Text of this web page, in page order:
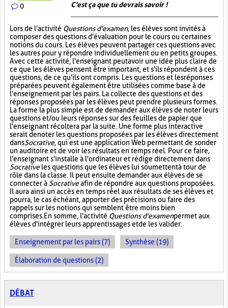
0 C'est ça que tu devrais savoir !
Lors de l'activité Questions d'examen, les élèves sont invités à
composer des questions d'évaluation pour le cours ou certaines
notions du cours. Les élèves peuvent partager ces questions avec
les autres pour y répondre individuellement ou en petits groupes.
Avec cette activité, l'enseignant peut avoir une idée plus claire de
ce que les élèves pensent être important, et s'ils répondent à ces
questions, de ce qu'ils ont compris. Les questions et les réponses
préparées peuvent également être utilisées comme base à de
l'enseignement par les pairs. La collecte des questions et des
réponses proposées par les élèves peut prendre plusieurs formes.
La forme la plus simple est de demander aux élèves de noter leurs
questions et/ou leurs réponses sur des feuilles de papier que
l'enseignant récoltera par la suite. Une forme plus interactive
serait de noter les questions proposées par les élèves directement
dansSocrative, qui est une application Web permettant de sonder
un auditoire et de voir les résultats en temps réel. Pour ce faire,
l'enseignant s'installe à l'ordinateur et rédige directement dans
Socrativeles questions que les élèves lui soumettent à tour de
rôle dans la classe. Il peut ensuite demander aux élèves de se
connecter à Socrativeafin de répondre aux questions proposées.
Il aura ainsi un accès en temps réel aux résultats de ses élèves et
pourra, le cas échéant, apporter des précisions ou faire des
rappels sur les notions qui semblent être moins bien
comprises. En somme, l'activité Questions d'examenpermet aux
élèves d'intégrer leurs apprentissages et de les valider.
Enseignement par les pairs (7) Synthèse (19)
Élaboration de questions (2)
DÉBAT